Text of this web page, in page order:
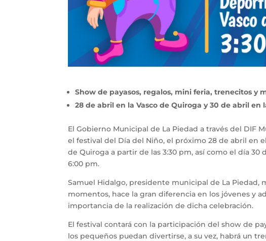
Show de payasos, regalos, mini feria, trenecitos y
28 de abril en la Vasco de Quiroga y 30 de abril en
El Gobierno Municipal de La Piedad a través del DIF
el festival del Día del Niño, el próximo 28 de abril en
de Quiroga a partir de las 3:30 pm, así como el día
6:00 pm.
Samuel Hidalgo, presidente municipal de La Piedad,
momentos, hace la gran diferencia en los jóvenes y
importancia de la realización de dicha celebración.
El festival contará con la participación del show de
los pequeños puedan divertirse, a su vez, habrá un